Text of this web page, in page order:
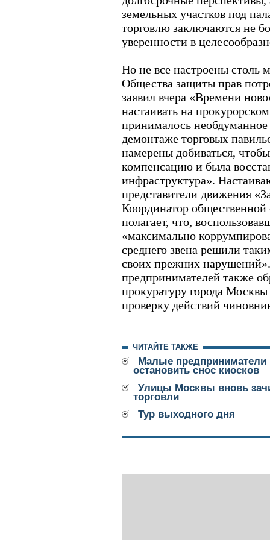
земельных участков под
торговлю заключаются не
уверенности в
Но не все настроены столь
Общества защиты прав
заявил вчера «Времени
настаивать на
принималось
демонтаже торговых
намерены добиваться,
компенсацию и была
инфраструктура».
представители движения
Координатор
полагает, что,
«максимально
среднего звена решили
своих прежних
предпринимателей также
прокуратуру города
проверку действий
ЧИТАЙТЕ ТАКЖЕ
Малые предприниматели
остановить снос киосков
Улицы Москвы вновь
торговли
Тур выходного дня